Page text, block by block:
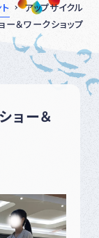
アップサイクル
ー＆ワークショップ
ョー＆